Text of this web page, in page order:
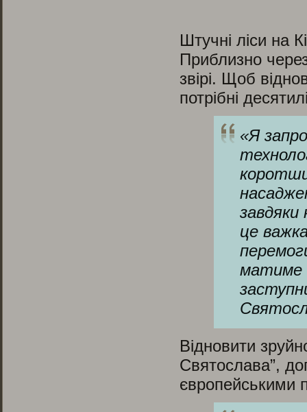
Штучні ліси на
Приблизно
звірі. Щоб
потрібні
«Я
це
матиме
Відновити
Святослава”,
європейськими